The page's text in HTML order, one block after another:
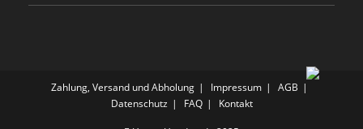
Zahlung, Versand und Abholung Impressum
AGB
Datenschutz
FAQ Kontakt